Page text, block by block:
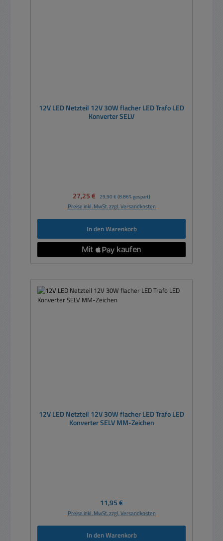
12V LED Netzteil 12V 30W flacher LED Trafo LED
Konverter SELV
Verkaufspreis:
27,25 € Regulärer Preis:
29,90 € (8.86% gespart)
Preise inkl. MwSt. zzgl. Versandkosten
In den Warenkorb
12V LED Netzteil 12V 30W flacher LED Trafo LED
Konverter SELV MM-Zeichen
Regulärer Preis:
11,95 €
Preise inkl. MwSt. zzgl. Versandkosten
In den Warenkorb